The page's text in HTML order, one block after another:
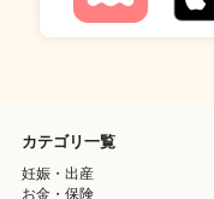
カテゴリ一覧
妊娠・出産
お金・保険